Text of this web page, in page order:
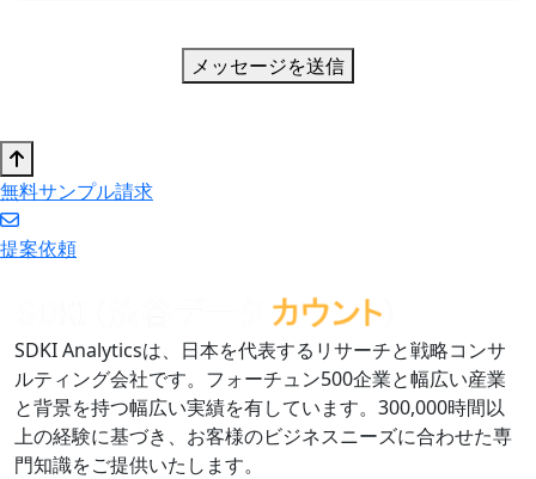
メッセージを送信
無料サンプル請求
提案依頼
SDKI Analyticsは、日本を代表するリサーチと戦略コンサ
ルティング会社です。フォーチュン500企業と幅広い産業
と背景を持つ幅広い実績を有しています。300,000時間以
上の経験に基づき、お客様のビジネスニーズに合わせた専
門知識をご提供いたします。